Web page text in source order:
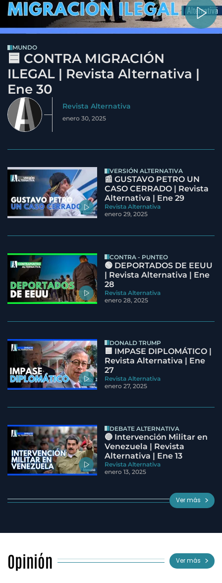
MUNDO
🟦 CONTRA MIGRACIÓN
ILEGAL | Revista Alternativa |
Ene 30
Revista Alternativa
enero 30, 2025
VERSIÓN ALTERNATIVA
📰 GUSTAVO PETRO UN
CASO CERRADO | Revista
Alternativa | Ene 29
Revista Alternativa
enero 29, 2025
CONTRA - PUNTEO
🟢 DEPORTADOS DE EEUU
| Revista Alternativa | Ene
28
Revista Alternativa
enero 28, 2025
DONALD TRUMP
🟦 IMPASE DIPLOMÁTICO |
Revista Alternativa | Ene
27
Revista Alternativa
enero 27, 2025
DEBATE ALTERNATIVA
🔵 Intervención Militar en
Venezuela | Revista
Alternativa | Ene 13
Revista Alternativa
enero 13, 2025
Ver más
Opinión Ver más